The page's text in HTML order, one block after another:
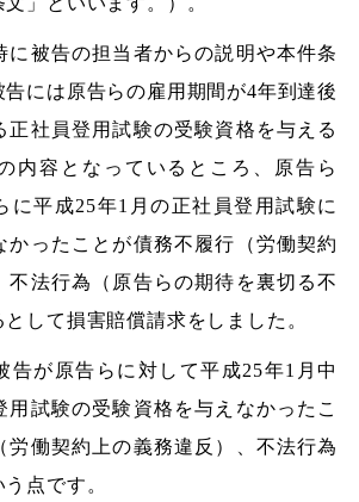
に被告の担当者からの説明や本件条
には原告らの雇用期間が4年到達後
正社員登用試験の受験資格を与える
内容となっているところ、原告ら
に平成25年1月の正社員登用試験に
かったことが債務不履行（労働契約
不法行為（原告らの期待を裏切る不
して損害賠償請求をしました。
告が原告らに対して平成25年1月中
用試験の受験資格を与えなかったこ
労働契約上の義務違反）、不法行為
点です。